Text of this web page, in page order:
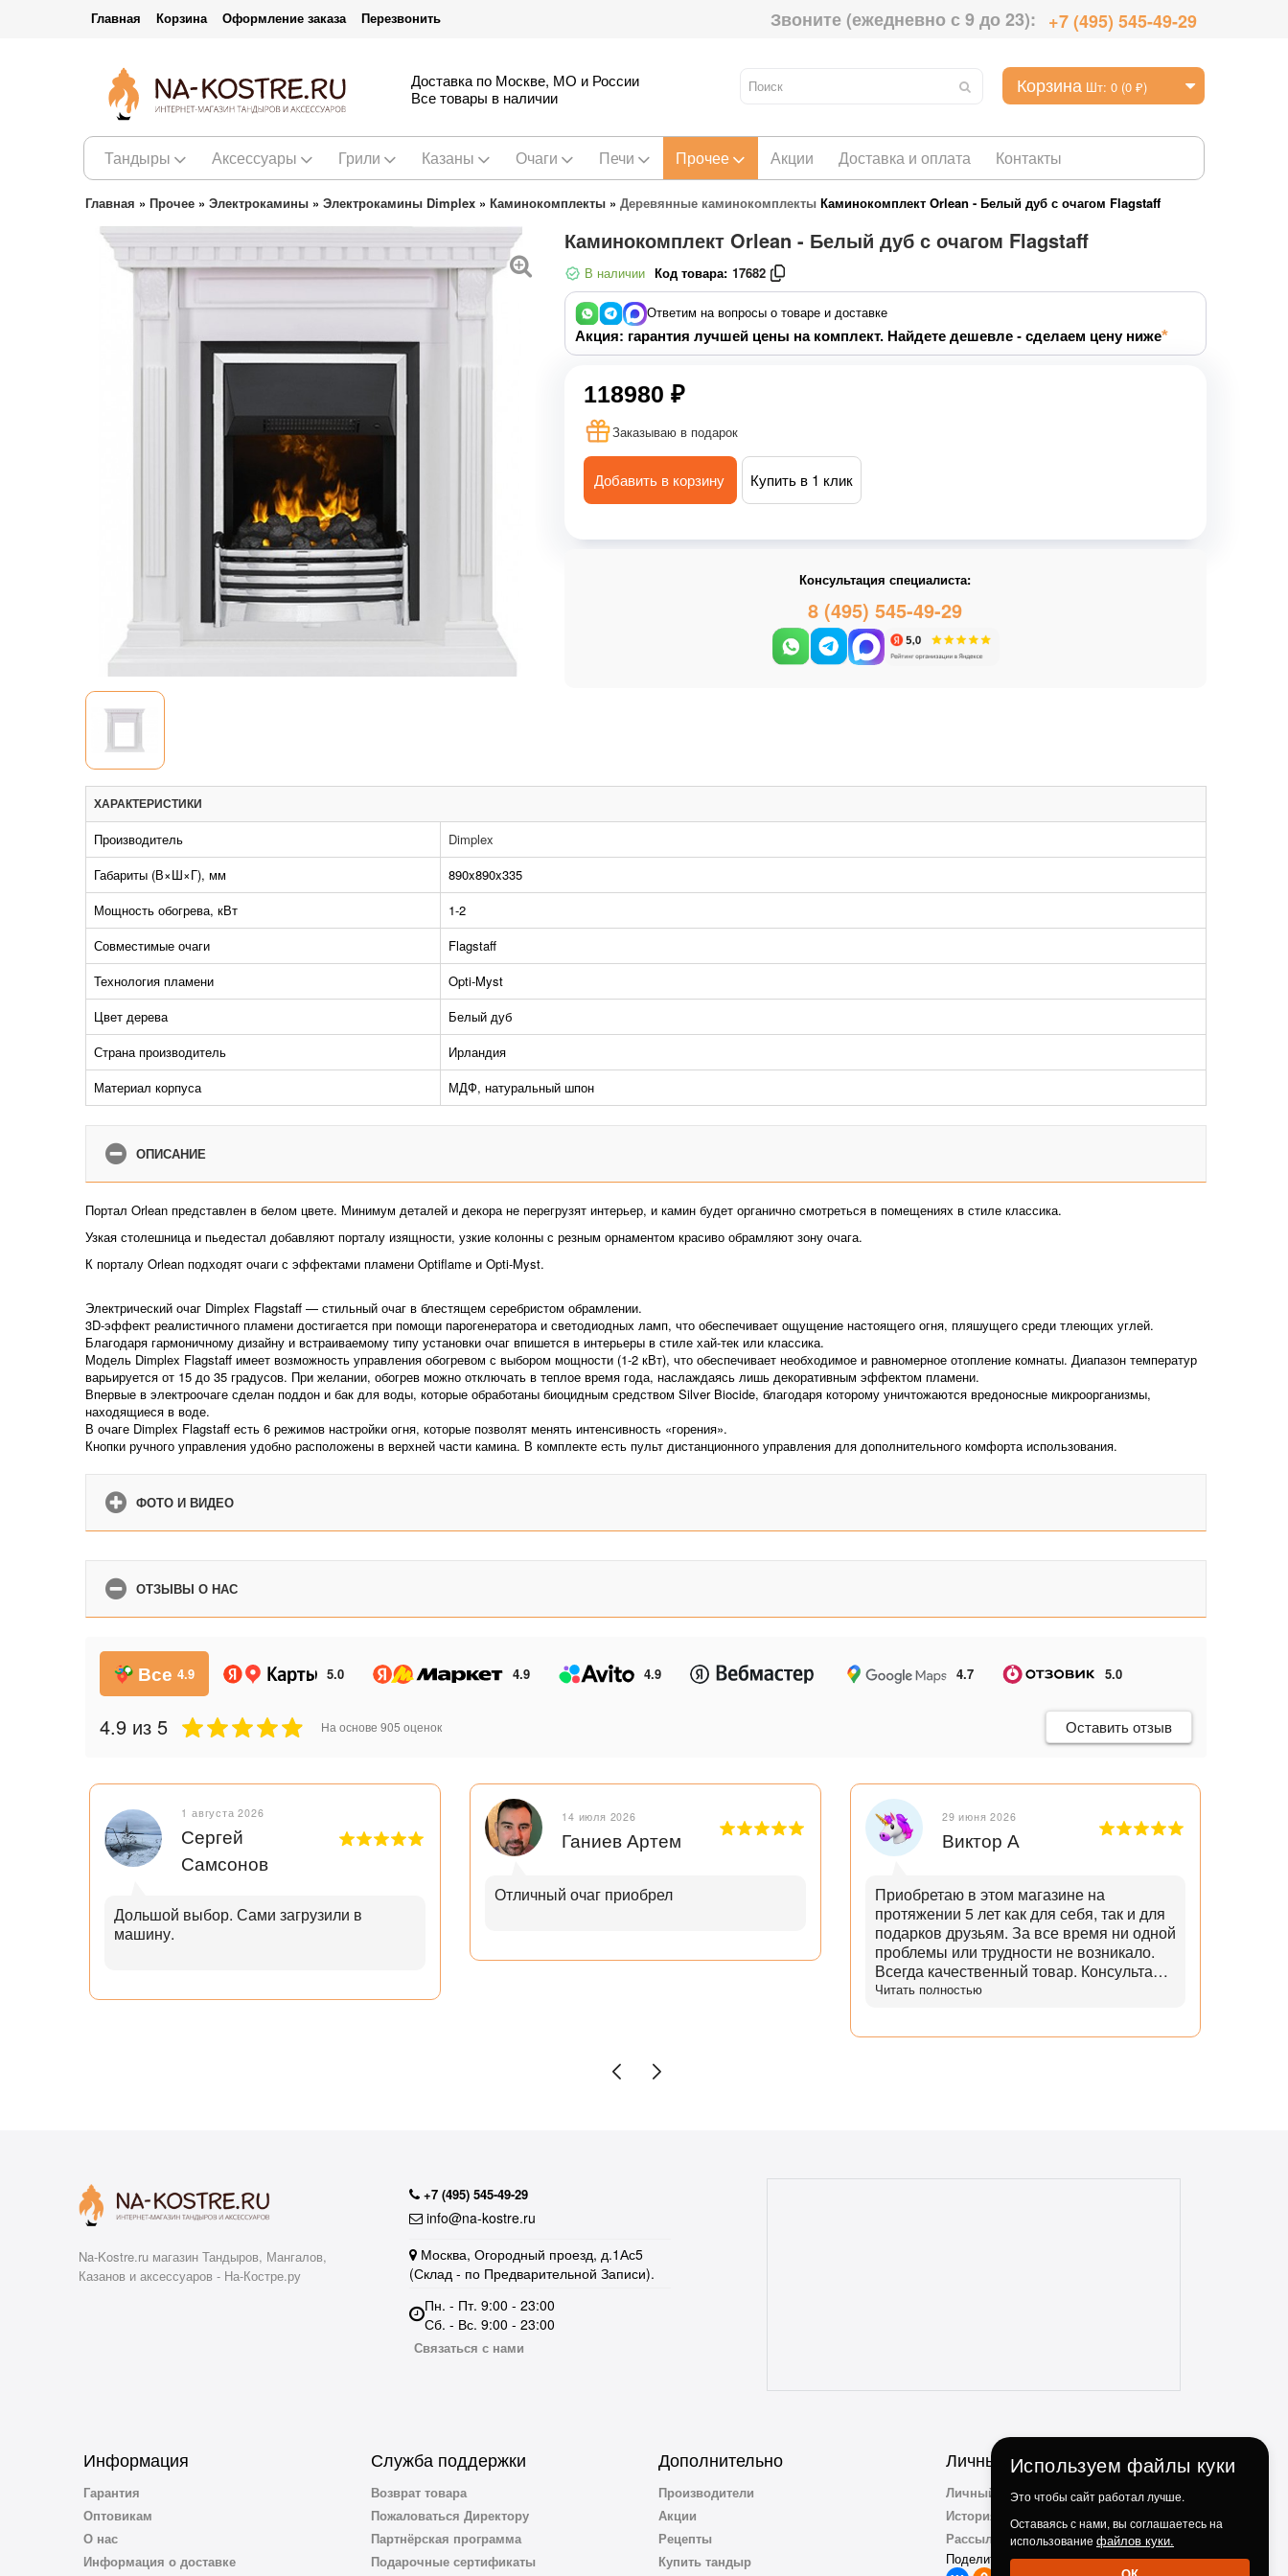
Главная Корзина Оформление заказа Перезвонить Звоните (ежедневно с 9 до 23): +7 (495) 545-49-29
Корзина Шт: 0 (0 ₽)
Доставка по Москве, МО и России
Все товары в наличии
Тандыры Аксессуары Грили Казаны Очаги Печи Прочее Акции Доставка и оплата Контакты
Главная » Прочее » Электрокамины » Электрокамины Dimplex » Каминокомплекты » Деревянные каминокомплекты Каминокомплект Orlean - Белый дуб с очагом Flagstaff
Каминокомплект Orlean - Белый дуб с очагом Flagstaff
В наличии Код товара: 17682
Ответим на вопросы о товаре и доставке
Акция: гарантия лучшей цены на комплект. Найдете дешевле - сделаем цену ниже
118980 ₽
Заказываю в подарок
Добавить в корзину Купить в 1 клик
Консультация специалиста:
8 (495) 545-49-29
ХАРАКТЕРИСТИКИ
Производитель
Dimplex
Габариты (В×Ш×Г), мм
890x890x335
Мощность обогрева, кВт
1-2
Совместимые очаги
Flagstaff
Технология пламени
Opti-Myst
Цвет дерева
Белый дуб
Страна производитель
Ирландия
Материал корпуса
МДФ, натуральный шпон
ОПИСАНИЕ
Портал Orlean представлен в белом цвете. Минимум деталей и декора не перегрузят интерьер, и камин будет органично смотреться в помещениях в стиле классика.
Узкая столешница и пьедестал добавляют порталу изящности, узкие колонны с резным орнаментом красиво обрамляют зону очага.
К порталу Orlean подходят очаги с эффектами пламени Optiflame и Opti-Myst.
Электрический очаг Dimplex Flagstaff — стильный очаг в блестящем серебристом обрамлении.
3D-эффект реалистичного пламени достигается при помощи парогенератора и светодиодных ламп, что обеспечивает ощущение настоящего огня, пляшущего среди тлеющих углей.
Благодаря гармоничному дизайну и встраиваемому типу установки очаг впишется в интерьеры в стиле хай-тек или классика.
Модель Dimplex Flagstaff имеет возможность управления обогревом с выбором мощности (1-2 кВт), что обеспечивает необходимое и равномерное отопление комнаты. Диапазон температур
варьируется от 15 до 35 градусов. При желании, обогрев можно отключать в теплое время года, наслаждаясь лишь декоративным эффектом пламени.
Впервые в электроочаге сделан поддон и бак для воды, которые обработаны биоцидным средством Silver Biocide, благодаря которому уничтожаются вредоносные микроорганизмы,
находящиеся в воде.
В очаге Dimplex Flagstaff есть 6 режимов настройки огня, которые позволят менять интенсивность «горения».
Кнопки ручного управления удобно расположены в верхней части камина. В комплекте есть пульт дистанционного управления для дополнительного комфорта использования.
ФОТО И ВИДЕО
ОТЗЫВЫ О НАС
Все 4.9 5.0 4.9 4.9 4.7 5.0
4.9из 5 На основе 905 оценок Оставить отзыв
1 августа 2026
Сергей
Самсонов
Дольшой выбор. Сами загрузили в
машину.
14 июля 2026
Ганиев Артем
Отличный очаг приобрел
29 июня 2026
Виктор А
Приобретаю в этом магазине на
протяжении 5 лет как для себя, так и для
подарков друзьям. За все время ни одной
проблемы или трудности не возникало.
Всегда качественный товар. Консультант
помогает с выбором и советами. Советы
отзывчивые и опытные. Особенно
Читать полностью
Na-Kostre.ru магазин Тандыров, Мангалов,
Казанов и аксессуаров - На-Костре.ру
+7 (495) 545-49-29
info@na-kostre.ru
Москва, Огородный проезд, д.1Ас5
(Склад - по Предварительной Записи).
Пн. - Пт. 9:00 - 23:00
Сб. - Вс. 9:00 - 23:00
Связаться с нами
Информация
Гарантия
Оптовикам
О нас
Информация о доставке
Служба поддержки
Возврат товара
Пожаловаться Директору
Партнёрская программа
Подарочные сертификаты
Дополнительно
Производители
Акции
Рецепты
Купить тандыр
Личный Кабинет
Личный Кабинет
История заказов
Рассылка
Поделиться с друзьми:
Используем файлы куки
Это чтобы сайт работал лучше.
Оставаясь с нами, вы соглашаетесь на
использование файлов куки.